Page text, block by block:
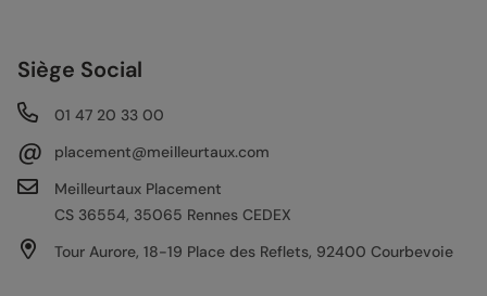
Siège Social
01 47 20 33 00
@
placement@meilleurtaux.com
Meilleurtaux Placement
CS 36554, 35065 Rennes CEDEX
Tour Aurore, 18-19 Place des Reflets, 92400 Courbevoie